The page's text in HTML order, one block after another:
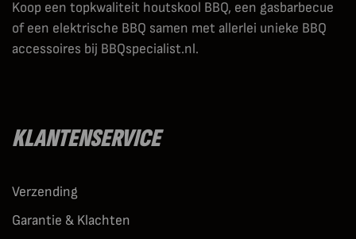
Koop een topkwaliteit houtskool BBQ, een gasbarbecue
of een elektrische BBQ samen met allerlei unieke BBQ
accessoires bij BBQspecialist.nl.
KLANTENSERVICE
Verzending
Garantie & Klachten